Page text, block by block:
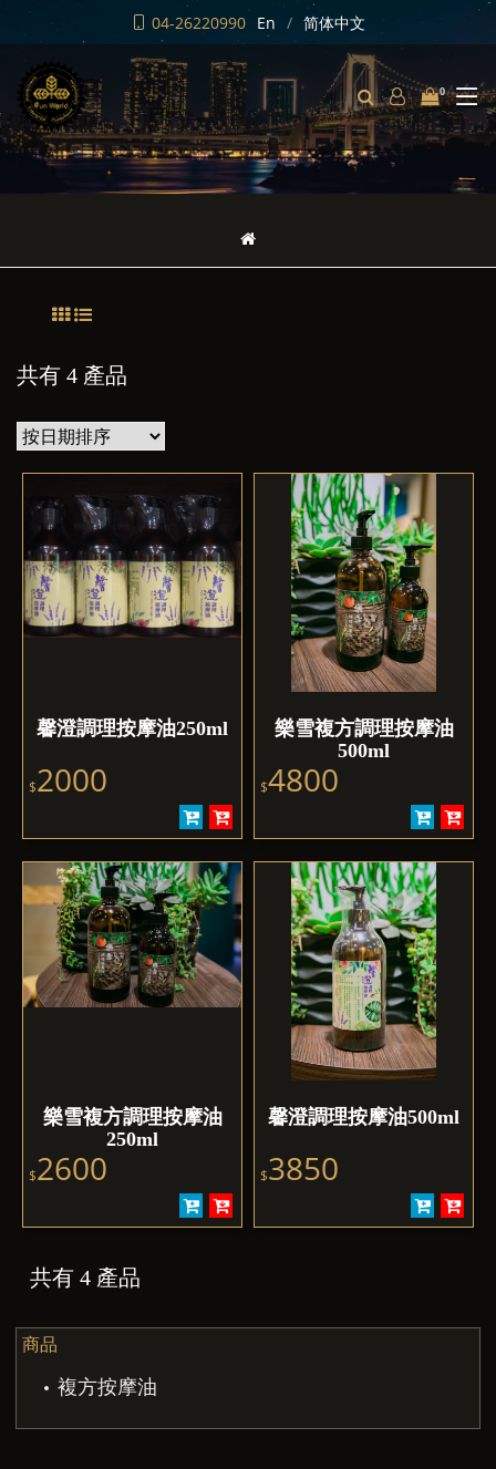
04-26220990 En 简体中文
0
共有 4 產品
馨澄調理按摩油250ml
$2000
樂雪複方調理按摩油
500ml
$4800
樂雪複方調理按摩油
250ml
$2600
馨澄調理按摩油500ml
$3850
共有 4 產品
商品
複方按摩油